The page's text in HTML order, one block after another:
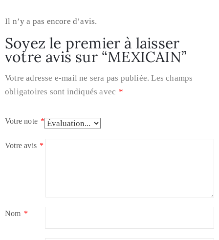
Il n’y a pas encore d’avis.
Soyez le premier à laisser
votre avis sur “MEXICAIN”
Votre adresse e-mail ne sera pas publiée. Les champs
obligatoires sont indiqués avec *
Votre note *
Votre avis *
Nom *